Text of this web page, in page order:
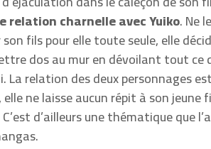
relation charnelle avec Yuiko. Ne
fils pour elle toute seule, elle
dos au mur en dévoilant tout ce
La relation des deux personnages
ne laisse aucun répit à son jeune
d’ailleurs une thématique que